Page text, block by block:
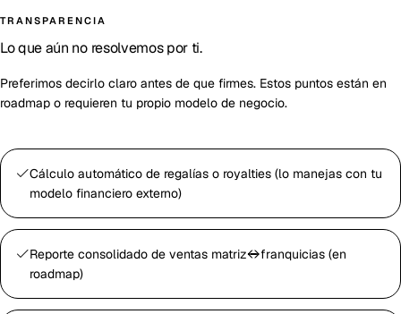
TRANSPARENCIA
Lo que aún no resolvemos por ti.
Preferimos decirlo claro antes de que firmes. Estos puntos están en
roadmap o requieren tu propio modelo de negocio.
Cálculo automático de regalías o royalties (lo manejas con tu
modelo financiero externo)
Reporte consolidado de ventas matriz↔franquicias (en
roadmap)